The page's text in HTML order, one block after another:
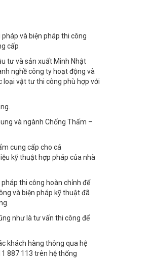
và biện pháp thi công
cấp
tư và sản xuất Minh Nhật
nghề công ty hoạt động và
loại vật tư thi công phù hợp với
và ngành Chống Thấm –
cung cấp cho cá
kỹ thuật hợp pháp của nhà
thi công hoàn chỉnh để
và biện pháp kỹ thuật đã
như là tư vấn thi công để
khách hàng thông qua hệ
887 113 trên hệ thống